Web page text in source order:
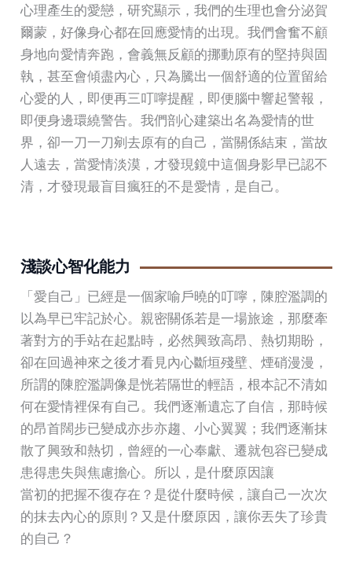
心理產生的愛戀，研究顯示，我們的生理也會分泌賀
爾蒙，好像身心都在回應愛情的出現。我們會奮不顧
身地向愛情奔跑，會義無反顧的挪動原有的堅持與固
執，甚至會傾盡內心，只為騰出一個舒適的位置留給
心愛的人，即便再三叮嚀提醒，即便腦中響起警報，
即便身邊環繞警告。我們剖心建築出名為愛情的世
界，卻一刀一刀剜去原有的自己，當關係結束，當故
人遠去，當愛情淡漠，才發現鏡中這個身影早已認不
清，才發現最盲目瘋狂的不是愛情，是自己。
淺談心智化能力
「愛自己」已經是一個家喻戶曉的叮嚀，陳腔濫調的
以為早已牢記於心。親密關係若是一場旅途，那麼牽
著對方的手站在起點時，必然興致高昂、熱切期盼，
卻在回過神來之後才看見內心斷垣殘壁、煙硝漫漫，
所謂的陳腔濫調像是恍若隔世的輕語，根本記不清如
何在愛情裡保有自己。我們逐漸遺忘了自信，那時候
的昂首闊步已變成亦步亦趨、小心翼翼；我們逐漸抹
散了興致和熱切，曾經的一心奉獻、遷就包容已變成
患得患失與焦慮擔心。所以，是什麼原因讓
當初的把握不復存在？是從什麼時候，讓自己一次次
的抹去內心的原則？又是什麼原因，讓你丟失了珍貴
的自己？